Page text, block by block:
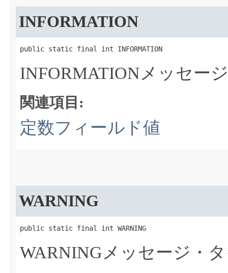
INFORMATION
public static final int INFORMATION
INFORMATIONメッセー
関連項目:
定数フィールド値
WARNING
public static final int WARNING
WARNINGメッセージ・